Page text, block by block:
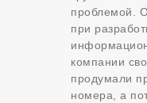
проблемой.
при
компании
продумали
номера, а